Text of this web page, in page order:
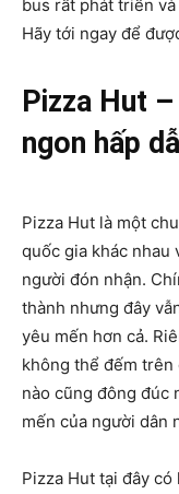
bus rất phát triển
Hãy tới ngay để
Pizza Hut
ngon hấp
Pizza Hut là một
quốc gia khác nhau
người đón nhận.
thành nhưng đây
yêu mến hơn cả.
không thể đếm trên
nào cũng đông đúc
mến của người dân
Pizza Hut tại đây